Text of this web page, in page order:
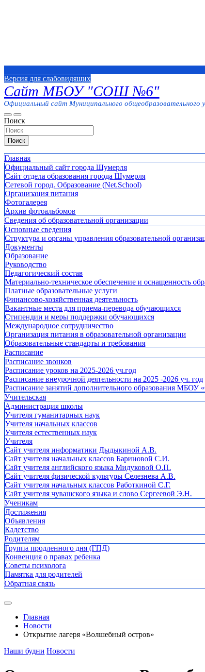
Версия для слабовидящих
Сайт МБОУ "СОШ №6"
Официальный сайт Муниципального
Поиск
Поиск
Главная
Официальный сайт города Шумерля
Сайт отдела образования города Шумерля
Сетевой город. Образование (Net.School)
Организация питания
Фотогалерея
Архив фотоальбомов
Сведения об образовательной организации
Основные сведения
Структура и органы управления образовательной
Документы
Образование
Руководство
Педагогический состав
Материально-техническое обеспечение и оснащенность
Платные образовательные услуги
Финансово-хозяйственная деятельность
Вакантные места для приема-перевода обучающихся
Стипендии и меры поддержки обучающихся
Международное сотрудничество
Организация питания в образовательной организации
Образовательные стандарты и требования
Расписание
Расписание звонков
Расписание уроков на 2025-2026 уч.год
Расписание внеурочной деятельности на 2025 -2026 уч. год
Расписание занятий дополнительного образования
Учительская
Администрация школы
Учителя гуманитарных наук
Учителя начальных классов
Учителя естественных наук
Учителя
Cайт учителя информатики Дыдыкиной А.В.
Сайт учителя начальных классов Бариновой С.И.
Сайт учителя английского языка Мидуковой О.П.
Сайт учителя физической культуры Селезнева А.В.
Сайт учителя начальных классов Работкиной С.Г.
Сайт учителя чувашского языка и слово Сергеевой Э.Н.
Ученикам
Достижения
Объявления
Кадетство
Родителям
Группа продленного дня (ГПД)
Конвенция о правах ребенка
Советы психолога
Памятка для родителей
Обратная связь
Главная
Новости
Открытие лагеря «Волшебный остров»
Наши будни Новости